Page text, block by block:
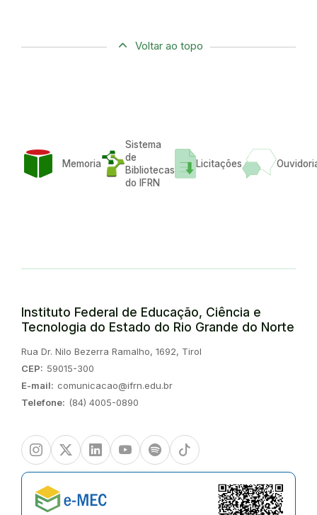
Voltar ao topo
Memoria
Sistema
de
Bibliotecas
do IFRN
Licitações
Instituto Federal de Educação, Ciência e
Tecnologia do Estado do Rio Grande do Norte
Endereço:
Rua Dr. Nilo Bezerra Ramalho, 1692, Tirol
CEP: 59015-300
E-mail: comunicacao@ifrn.edu.br
Telefone: (84) 4005-0890
InstagramTwitter/XLinkedinYoutubeSpotify TikTok